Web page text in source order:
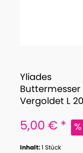
Yliades
Buttermesser
Vergoldet L
5,00 € *
Inhalt:1 Stück